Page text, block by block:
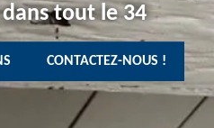
tout le 34
CONTACTEZ-NOUS !